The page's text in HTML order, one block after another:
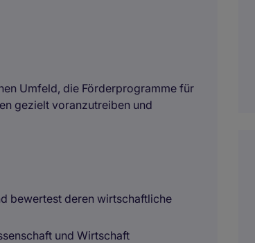
Umfeld, die Förderprogramme für
gezielt voranzutreiben und
bewertest deren wirtschaftliche
und Wirtschaft